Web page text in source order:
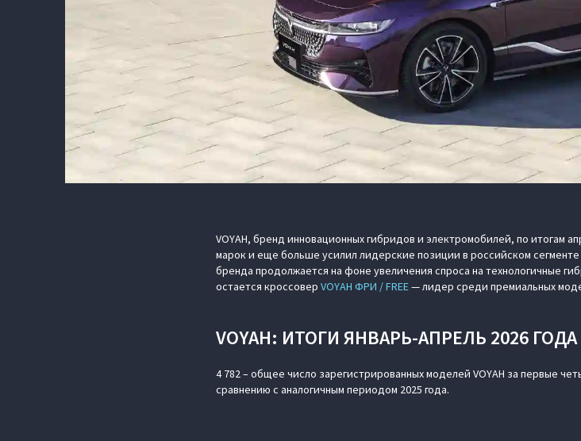
VOYAH, бренд инновационных гибридов и электромобилей, по итогам
марок и еще больше усилил лидерские позиции в российском
бренда продолжается на фоне увеличения спроса на технологичные
остается кроссовер VOYAH ФРИ / FREE— лидер среди премиальных
VOYAH: ИТОГИ ЯНВАРЬ-АПРЕЛЬ 2026 ГОДА
4 782 – общее число зарегистрированных моделей VOYAH за первые
сравнению с аналогичным периодом 2025 года.